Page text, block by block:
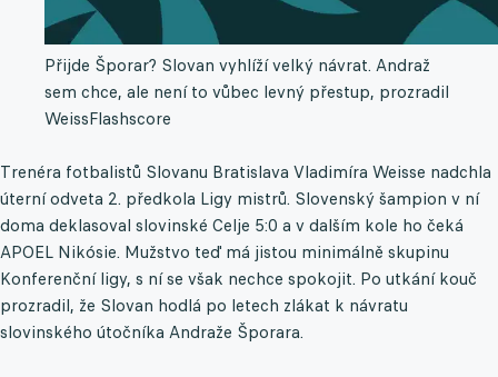
Přijde Šporar? Slovan vyhlíží velký návrat. Andraž
sem chce, ale není to vůbec levný přestup, prozradil
WeissFlashscore
Trenéra fotbalistů Slovanu Bratislava Vladimíra Weisse nadchla
úterní odveta 2. předkola Ligy mistrů. Slovenský šampion v ní
doma deklasoval slovinské Celje 5:0 a v dalším kole ho čeká
APOEL Nikósie. Mužstvo teď má jistou minimálně skupinu
Konferenční ligy, s ní se však nechce spokojit. Po utkání kouč
prozradil, že Slovan hodlá po letech zlákat k návratu
slovinského útočníka Andraže Šporara.